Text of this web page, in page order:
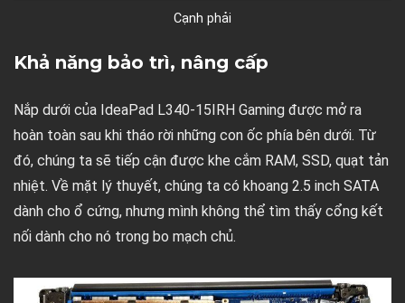
Cạnh phải
Khả năng bảo trì, nâng cấp
Nắp dưới của IdeaPad L340-15IRH Gaming được mở ra
hoàn toàn sau khi tháo rời những con ốc phía bên dưới. Từ
đó, chúng ta sẽ tiếp cận được khe cắm RAM, SSD, quạt tản
nhiệt. Về mặt lý thuyết, chúng ta có khoang 2.5 inch SATA
dành cho ổ cứng, nhưng mình không thể tìm thấy cổng kết
nối dành cho nó trong bo mạch chủ.